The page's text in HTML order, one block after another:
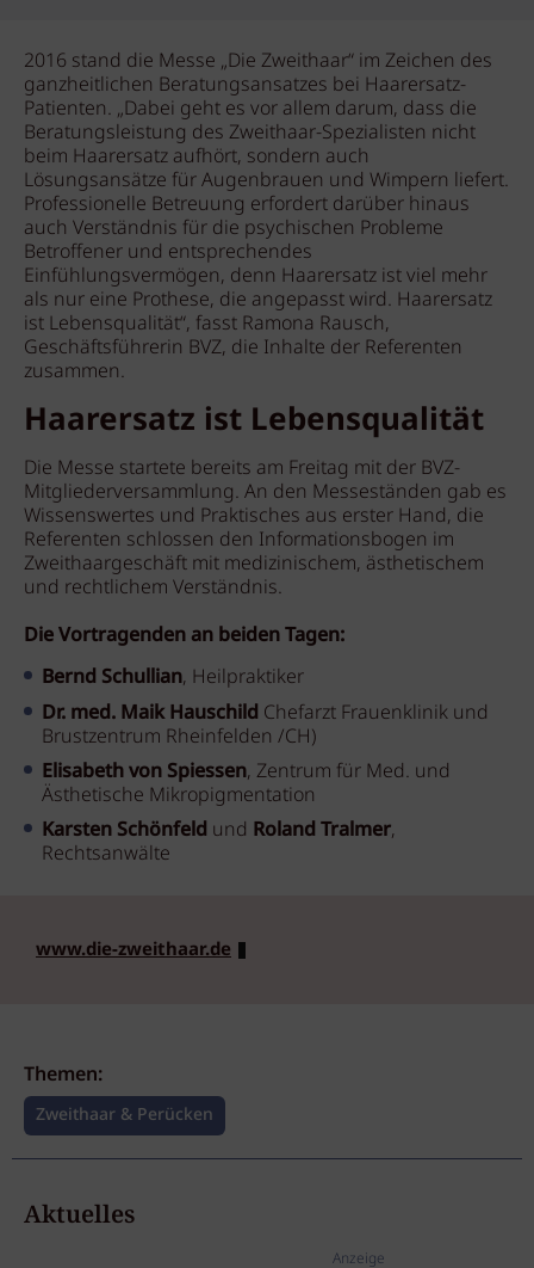
2016 stand die Messe „Die Zweithaar“ im Zeichen des
ganzheitlichen Beratungsansatzes bei Haarersatz-
Patienten. „Dabei geht es vor allem darum, dass die
Beratungsleistung des Zweithaar-Spezialisten nicht
beim Haarersatz aufhört, sondern auch
Lösungsansätze für Augenbrauen und Wimpern liefert.
Professionelle Betreuung erfordert darüber hinaus
auch Verständnis für die psychischen Probleme
Betroffener und entsprechendes
Einfühlungsvermögen, denn Haarersatz ist viel mehr
als nur eine Prothese, die angepasst wird. Haarersatz
ist Lebensqualität“, fasst Ramona Rausch,
Geschäftsführerin BVZ, die Inhalte der Referenten
zusammen.
Haarersatz ist Lebensqualität
Die Messe startete bereits am Freitag mit der BVZ-
Mitgliederversammlung. An den Messeständen gab es
Wissenswertes und Praktisches aus erster Hand, die
Referenten schlossen den Informationsbogen im
Zweithaargeschäft mit medizinischem, ästhetischem
und rechtlichem Verständnis.
Die Vortragenden an beiden Tagen:
Bernd Schullian, Heilpraktiker
Dr. med. Maik Hauschild Chefarzt Frauenklinik und
Brustzentrum Rheinfelden /CH)
Elisabeth von Spiessen, Zentrum für Med. und
Ästhetische Mikropigmentation
Karsten Schönfeld und Roland Tralmer,
Rechtsanwälte
www.die-zweithaar.de
Themen:
Zweithaar & Perücken
Aktuelles
Anzeige